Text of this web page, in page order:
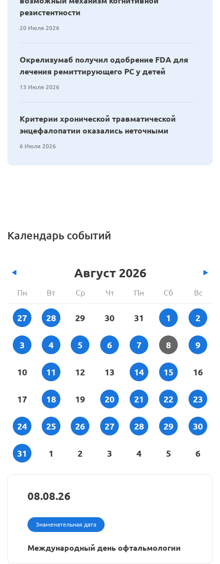
резистентности
20 Июля 2026
Окрелизумаб получил одобрение FDA для
лечения ремиттирующего РС у детей
13 Июля 2026
Критерии хронической травматической
энцефалопатии оказались неточными
6 Июля 2026
Календарь событий
Август 2026
Пн Вт Ср Чт Пн Сб Вс
27 28 29 30 31 1 2
3 4 5 6 7 8 9
10 11 12 13 14 15 16
17 18 19 20 21 22 23
24 25 26 27 28 29 30
31 1 2 3 4 5 6
08.08.26
Знаменательная дата
Международный день офтальмологии